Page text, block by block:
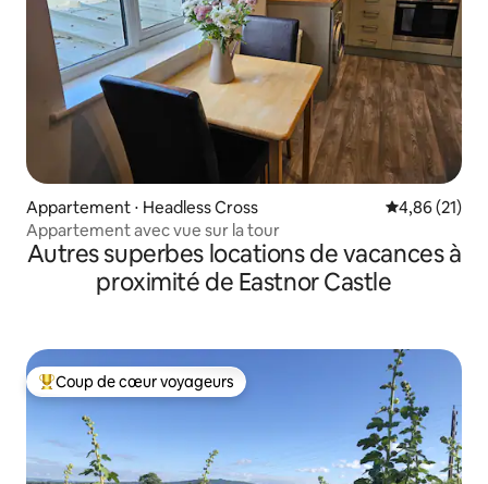
Appartement ⋅ Headless Cross Évaluation
4,86 (21)
Appartement avec vue sur la tour
Autres superbes locations de vacances à
proximité de Eastnor Castle
Coups de cœur voyageurs les plus appréciés
Coup de cœur voyageurs